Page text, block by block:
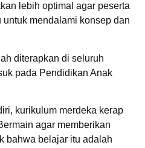
lebih optimal agar peserta
mendalami konsep dan
diterapkan di seluruh
pada Pendidikan Anak
kurikulum merdeka kerap
agar memberikan
bahwa belajar itu adalah